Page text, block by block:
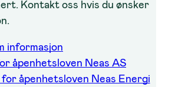
Kontakt oss hvis du ønsker
informasjon
åpenhetsloven Neas AS
åpenhetsloven Neas Energi